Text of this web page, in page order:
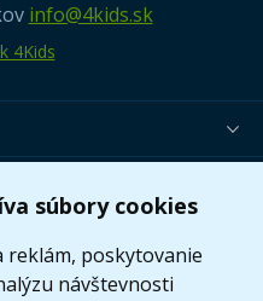
súbory cookies
poskytovanie
návštevnosti
info@4kids.sk
4Kids